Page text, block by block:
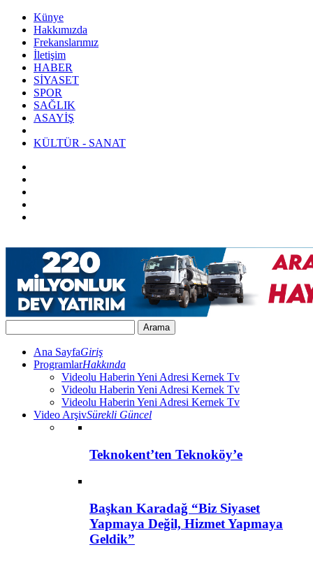
Künye
Hakkımızda
Frekanslarımız
İletişim
HABER
SİYASET
SPOR
SAĞLIK
ASAYİŞ
KÜLTÜR - SANAT
Ana SayfaGiriş
ProgramlarHakkında
Videolu Haberin Yeni Adresi Kernek Tv
Videolu Haberin Yeni Adresi Kernek Tv
Videolu Haberin Yeni Adresi Kernek Tv
Video ArşivSürekli Güncel
Teknokent’ten Teknoköy’e
Başkan Karadağ “Biz Siyaset
Yapmaya Değil, Hizmet Yapmaya
Geldik”